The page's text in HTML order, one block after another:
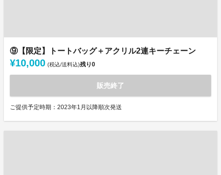
⑨【限定】トートバッグ＋アクリル2連キーチェーン
¥10,000 (税込/送料込)残り0
販売終了
ご提供予定時期：2023年1月以降順次発送